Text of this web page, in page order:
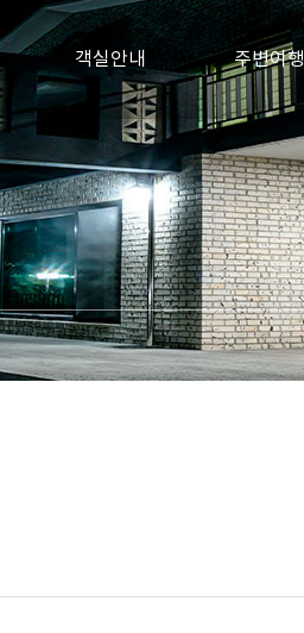
객실안내 주변여행